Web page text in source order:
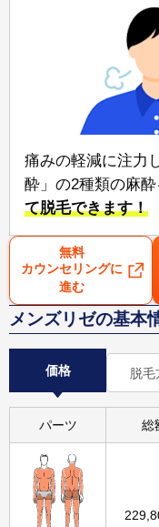
痛みの軽減に注力
酔」の2種類の麻酔
て脱毛できます！
無料
カウンセリングに
進む
メンズリゼの基本
価格 脱毛
パーツ 総